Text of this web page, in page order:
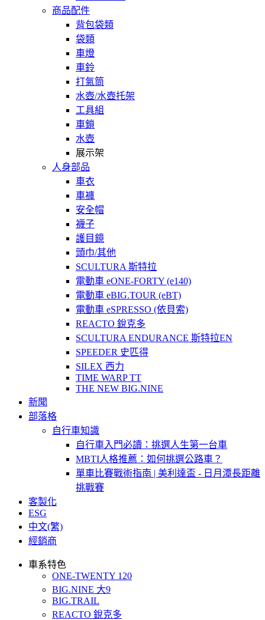
商品配件
背包袋類
袋類
車燈
車鈴
打氣筒
水壺/水壺托架
工具組
車鎖
水壺
展示架
人身部品
車衣
車褲
安全帽
襪子
護目鏡
頭巾/其他
SCULTURA 斯特拉
電動車 eONE-FORTY (e140)
電動車 eBIG.TOUR (eBT)
電動車 eSPRESSO (依貝索)
REACTO 銳克多
SCULTURA ENDURANCE 斯特拉EN
SPEEDER 史匹得
SILEX 西力
TIME WARP TT
THE NEW BIG.NINE
新聞
部落格
自行車知識
自行車入門必讀：挑選人生第一台車
MBTI人格推薦：如何挑選公路車？
單車比賽戰術指南 | 美利達盃 - 日月潭長距離
挑戰賽
客製化
ESG
中文(繁)
經銷商
車系特色
ONE-TWENTY 120
BIG.NINE 大9
BIG.TRAIL
REACTO 銳克多